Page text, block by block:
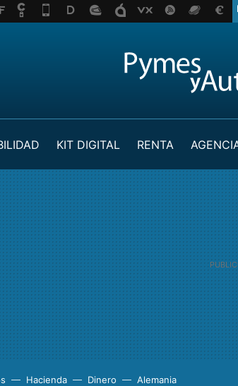
KIT DIGITAL RENTA
Hacienda Dinero Alemania